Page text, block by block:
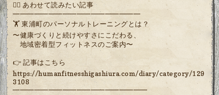
🏋️‍♂️ あわせて読みたい記事
━━━━━━━━━━━━━━━━━━
🏋️ 東浦町のパーソナルトレーニングとは？
〜健康づくりと続けやすさにこだわる、
地域密着型フィットネスのご案内〜
👉 記事はこちら
https://humanfitnesshigashiura.com/diary/category/129
3108
━━━━━━━━━━━━━━━━━━━